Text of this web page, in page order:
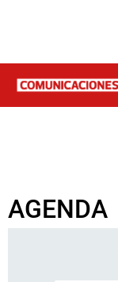
AGENDA